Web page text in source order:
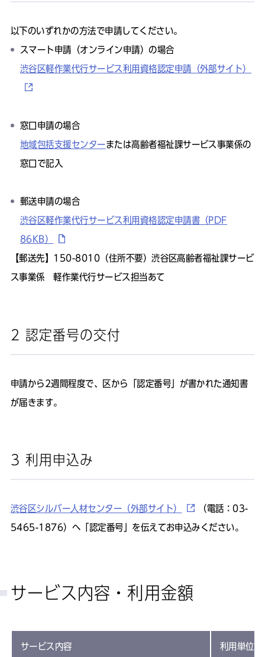
以下のいずれかの方法で申請してください。
スマート申請（オンライン申請）の場合
渋谷区軽作業代行サービス利用資格認定申請（外部サイト）
窓口申請の場合
地域包括支援センターまたは高齢者福祉課サービス事業係の
窓口で記入
郵送申請の場合
渋谷区軽作業代行サービス利用資格認定申請書（PDF
86KB）
【郵送先】150-8010（住所不要）渋谷区高齢者福祉課サービ
ス事業係 軽作業代行サービス担当あて
2 認定番号の交付
申請から2週間程度で、区から「認定番号」が書かれた通知書
が届きます。
3 利用申込み
渋谷区シルバー人材センター（外部サイト）
（電話：03-
5465-1876）へ「認定番号」を伝えてお申込みください。
サービス内容・利用金額
サービス内容 利用単位